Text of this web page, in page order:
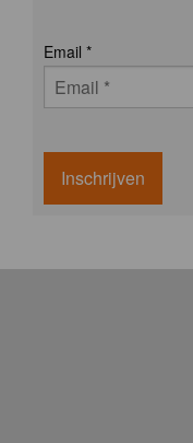
Email *
Inschrijven